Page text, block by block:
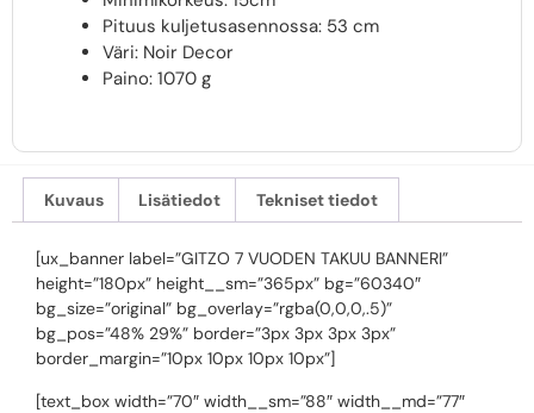
Pituus kuljetusasennossa: 53 cm
Väri: Noir Decor
Paino: 1070 g
Kuvaus Lisätiedot Tekniset tiedot
[ux_banner label=”GITZO 7 VUODEN TAKUU BANNERI”
height=”180px” height__sm=”365px” bg=”60340″
bg_size=”original” bg_overlay=”rgba(0,0,0,.5)”
bg_pos=”48% 29%” border=”3px 3px 3px 3px”
border_margin=”10px 10px 10px 10px”]
[text_box width=”70″ width__sm=”88″ width__md=”77″